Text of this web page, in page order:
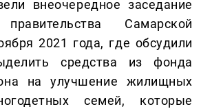
внеочередное заседание
Самарской
2021 года, где обсудили
средства из фонда
на улучшение жилищных
семей, которые